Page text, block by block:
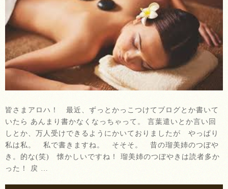
皆さまアロハ！ 最近、ずっとかっこつけてブログとか書いて
いたら あんまり書かなくなっちゃって。 言葉遣いとか言い回
しとか、万人受けできるようにかいておりましたが やっぱり
私は私。 私で書きますね。 そそそ。 昔の瑠美姉のつぼや
き。的な(笑) 懐かしいですね！ 瑠美姉のつぼやきは読者多か
った！ 戻 …